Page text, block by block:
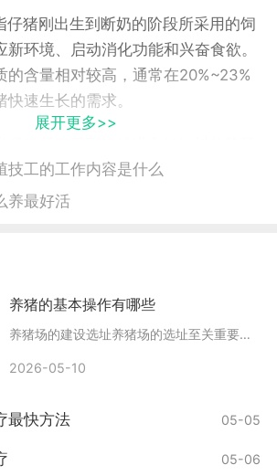
仔猪刚出生到断奶的阶段所采用的饲
环境、启动消化功能和兴奋食欲。
的含量相对较高，通常在20%~23%
速生长的需求。
要目的是满足仔猪生长发育的营养
白质的含量适度降低，为
仔猪能够进食粗饲料后的阶段所采用
料中蛋白质的含量继续降低至
增加能量的含量。
，其饲料配方对于保证猪群的繁殖能
关重要。种猪饲料的配方主要依据种
展开更多>>
技工的工作内容是什么
养最好活
养猪的基本操作有哪些
养猪场的建设选址养猪场的选址至关重要，应该选择在通风良好、排水方便、远离污染源的地方。理想的养猪场距离居民区应有一定的距离，以避免臭味对周围环境的影响。场地设计养
2026-05-10
最快方法 05-05
05-06